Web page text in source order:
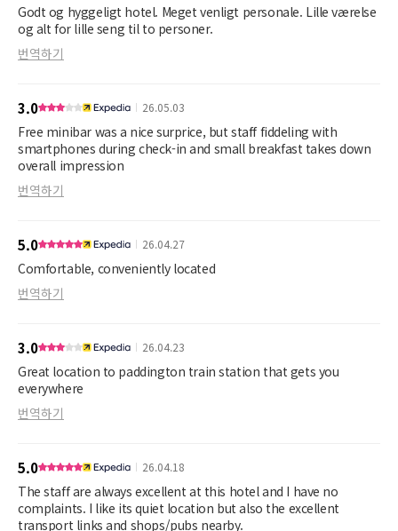
Godt og hyggeligt hotel. Meget venligt personale. Lille værelse
og alt for lille seng til to personer.
번역하기
3.0 26.05.03
Free minibar was a nice surprice, but staff fiddeling with
smartphones during check-in and small breakfast takes down
overall impression
번역하기
5.0 26.04.27
Comfortable, conveniently located
번역하기
3.0 26.04.23
Great location to paddington train station that gets you
everywhere
번역하기
5.0 26.04.18
The staff are always excellent at this hotel and I have no
complaints. I like its quiet location but also the excellent
transport links and shops/pubs nearby.